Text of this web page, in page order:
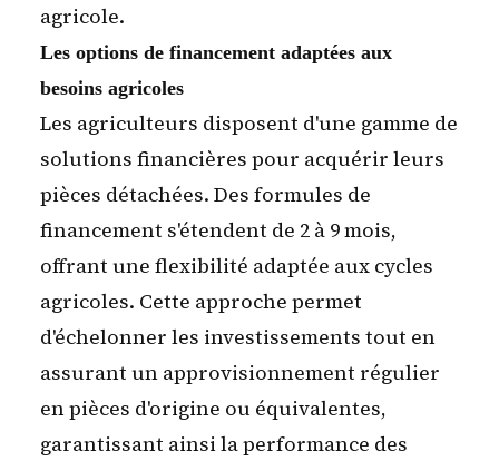
agricole.
Les options de financement adaptées aux
besoins agricoles
Les agriculteurs disposent d'une gamme de
solutions financières pour acquérir leurs
pièces détachées. Des formules de
financement s'étendent de 2 à 9 mois,
offrant une flexibilité adaptée aux cycles
agricoles. Cette approche permet
d'échelonner les investissements tout en
assurant un approvisionnement régulier
en pièces d'origine ou équivalentes,
garantissant ainsi la performance des